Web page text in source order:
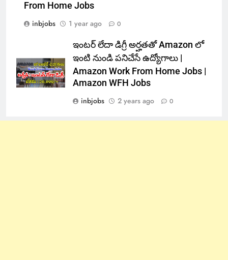
From Home Jobs
inbjobs
1 year ago 0
ఇంటర్ లేదా డిగ్రీ అర్హతతో Amazon లో
ఇంటి నుండి పనిచేసే ఉద్యోగాలు |
Amazon Work From Home Jobs |
Amazon WFH Jobs
inbjobs
2 years ago 0